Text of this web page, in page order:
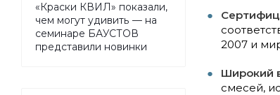
2007 и
Широкий
смесей,
«Краски КВИЛ» показали,
чем могут удивить — на
семинаре БАУСТОВ
представили новинки